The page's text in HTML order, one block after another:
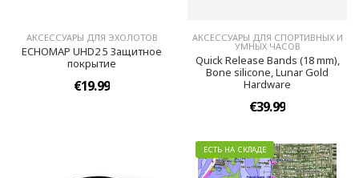
АКСЕССУАРЫ ДЛЯ ЭХОЛОТОВ
ECHOMAP UHD2 5 Защитное
покрытие
€19.99
АКСЕССУАРЫ ДЛЯ СПОРТИВНЫХ И
УМНЫХ ЧАСОВ
Quick Release Bands (18 mm),
Bone silicone, Lunar Gold
Hardware
€39.99
ЕСТЬ НА СКЛАДЕ